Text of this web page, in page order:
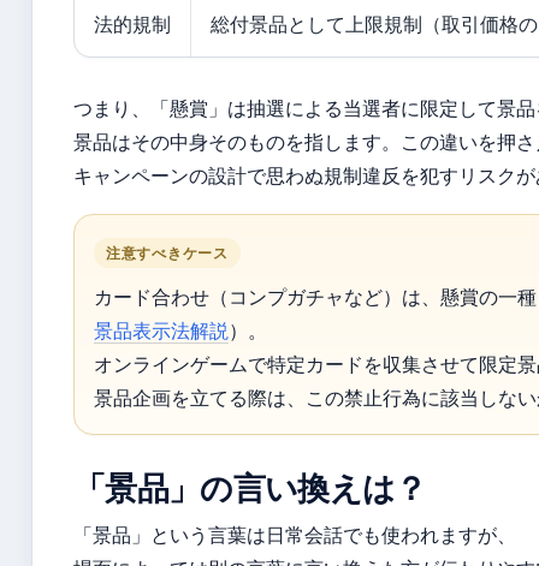
法的規制 総付景品として上限規制（取引価格
つまり、「懸賞」は抽選による当選者に限定して景
景品はその中身そのものを指します。この違いを押
キャンペーンの設計で思わぬ規制違反を犯すリスク
注意すべきケース
カード合わせ（コンプガチャなど）は、懸賞の一
景品表示法解説）。
オンラインゲームで特定カードを収集させて限定
景品企画を立てる際は、この禁止行為に該当しな
「景品」の言い換えは？
「景品」という言葉は日常会話でも使われますが、